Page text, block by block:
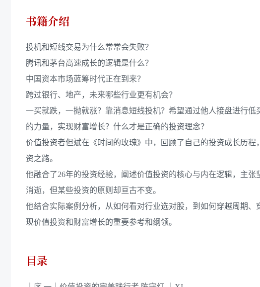
书籍介绍
投机和短线交易为什么常常会失败？
腾讯和茅台高速成长的逻辑是什么？
中国资本市场蓝筹时代正在到来？
跨过银行、地产，未来哪些行业更有机会？
一买就跌，一抛就涨？靠消息短线投机？希望通过他人接盘进行
的力量，实现财富增长？什么才是正确的投资理念？
价值投资者但斌在《时间的玫瑰》中，回顾了自己的投资成长历
资之路。
他融合了26年的投资经验，阐述价值投资的核心与内在逻辑，主
消逝，但某些投资的原则却亘古不变。
他结合实际案例分析，从如何看对行业选对股，到如何穿越周期
现价值投资和财富增长的重要参考和纲领。
目录